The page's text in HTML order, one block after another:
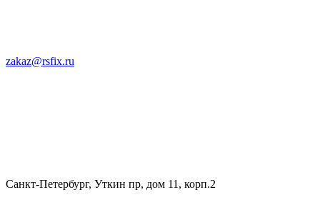
zakaz@rsfix.ru
Санкт-Петербург, Уткин пр, дом 11, корп.2